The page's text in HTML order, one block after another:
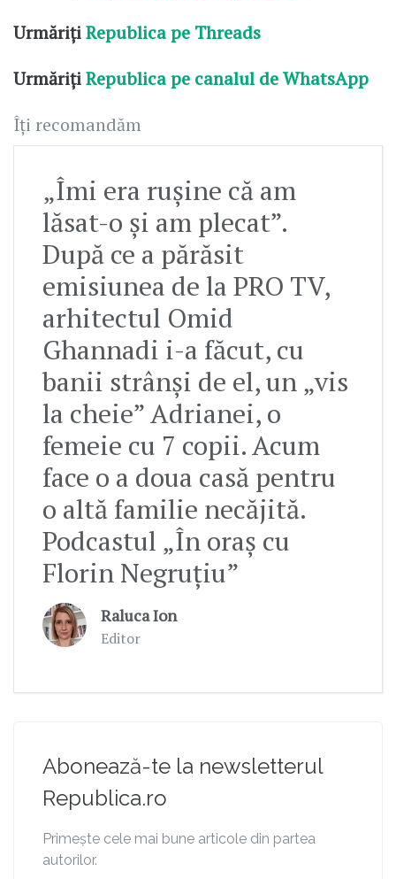
UrmărițiRepublica pe Threads
UrmărițiRepublica pe canalul de WhatsApp
Îți recomandăm
„Îmi era rușine că am
lăsat-o și am plecat”.
După ce a părăsit
emisiunea de la PRO TV,
arhitectul Omid
Ghannadi i-a făcut, cu
banii strânși de el, un „vis
la cheie” Adrianei, o
femeie cu 7 copii. Acum
face o a doua casă pentru
o altă familie necăjită.
Podcastul „În oraș cu
Florin Negruțiu”
Raluca Ion
Editor
Abonează-te la newsletterul
Republica.ro
Primește cele mai bune articole din partea
autorilor.